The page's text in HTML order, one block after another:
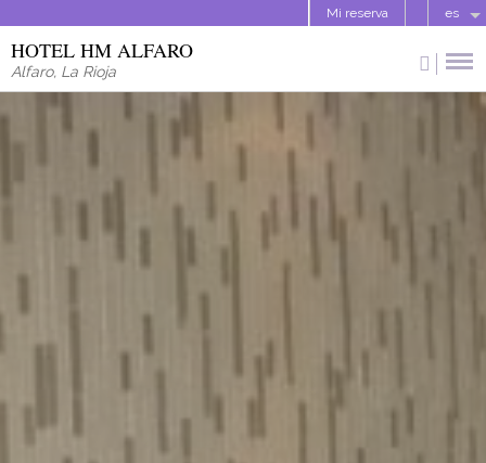
Mi reserva es
HOTEL HM ALFARO
Alfaro, La Rioja